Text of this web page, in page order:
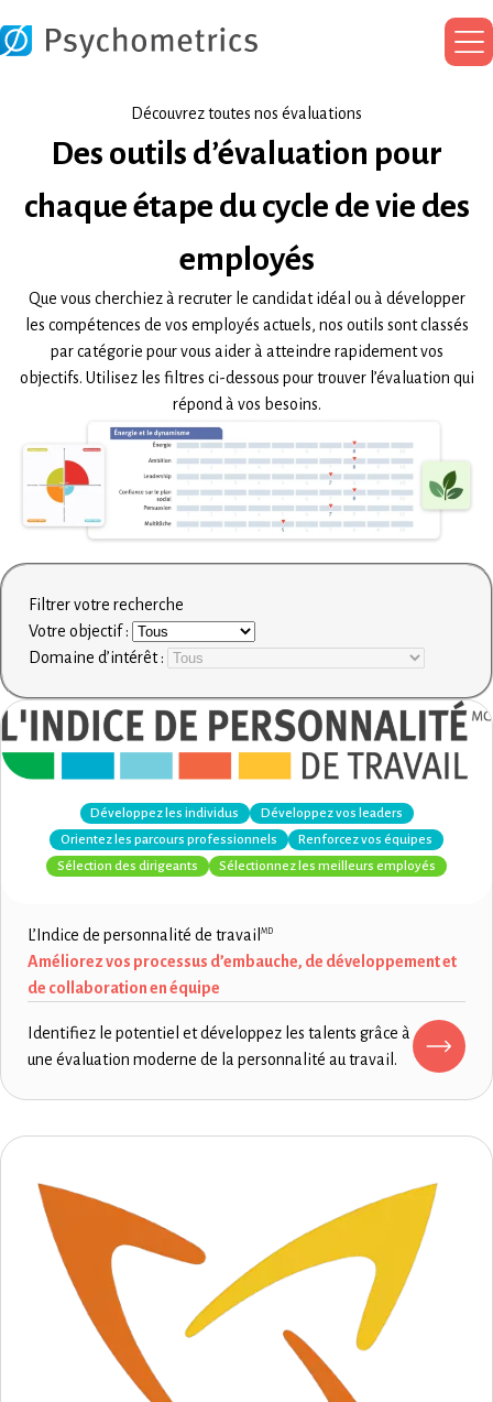
Découvrez toutes nos évaluations
Des outils d’évaluation pour
chaque étape du cycle de vie des
employés
Que vous cherchiez à recruter le candidat idéal ou à développer
les compétences de vos employés actuels, nos outils sont classés
par catégorie pour vous aider à atteindre rapidement vos
objectifs. Utilisez les filtres ci-dessous pour trouver l’évaluation qui
répond à vos besoins.
Filtrer votre recherche
Votre objectif :
Domaine d’intérêt :
Développez les individus
Développez vos leaders
Orientez les parcours professionnels
Renforcez vos équipes
Sélection des dirigeants
Sélectionnez les meilleurs employés
L’Indice de personnalité de travail MD
Améliorez vos processus d’embauche, de développement et
de collaboration en équipe
Identifiez le potentiel et développez les talents grâce à
une évaluation moderne de la personnalité au travail.